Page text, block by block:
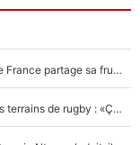
Mis de côté par Fabien Galthié, un joueur du XV de France partage sa frustration : «ils ne me l’ont pas dit tout de suite»
La raison d'être de Matthieu Jalibert en dehors des terrains de rugby : «Ça m'atteint autant que si tu touches à un membre de ma famille»